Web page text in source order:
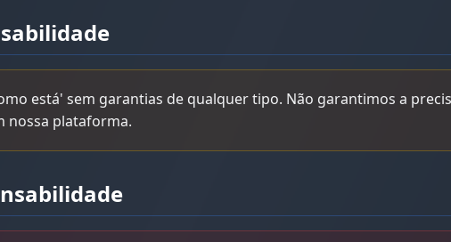
está' sem garantias de qualquer tipo. Não garantimos a
nossa plataforma.